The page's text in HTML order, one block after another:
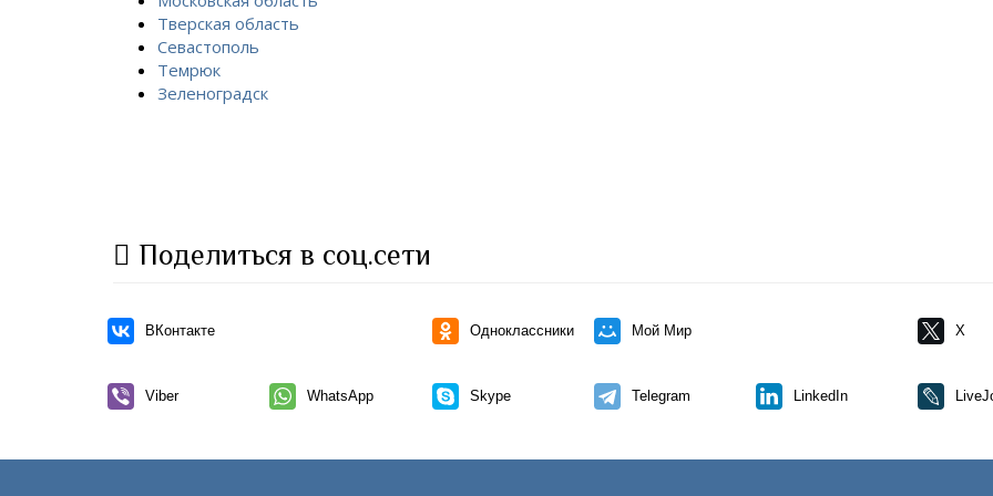
Тверская область
Севастополь
Темрюк
Зеленоградск
Поделиться в соц.сети
ВКонтакте Одноклассники Мой Мир X
Viber WhatsApp Skype Telegram LinkedIn